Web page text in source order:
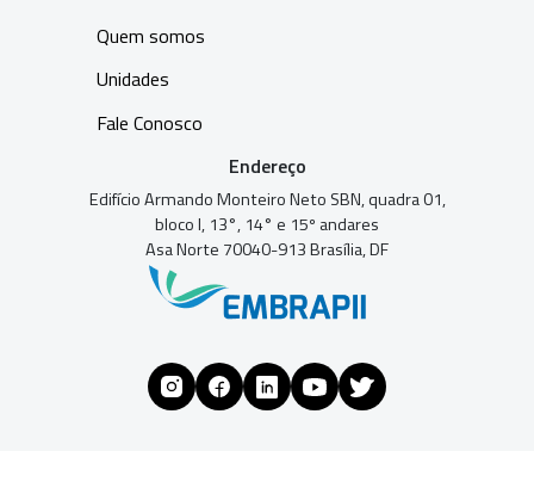
Quem somos
Unidades
Fale Conosco
Endereço
Edifício Armando Monteiro Neto SBN, quadra 01,
bloco I, 13°, 14° e 15º andares
Asa Norte 70040-913 Brasília, DF